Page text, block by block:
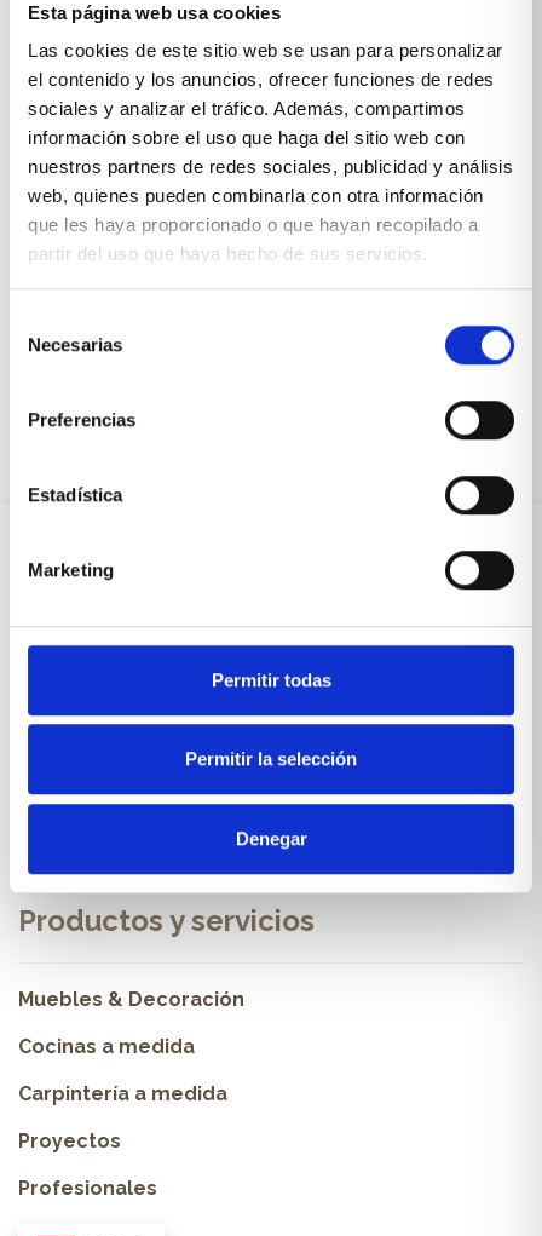
Esta página web usa cookies
Las cookies de este sitio web se usan para personalizar
el contenido y los anuncios, ofrecer funciones de redes
sociales y analizar el tráfico. Además, compartimos
información sobre el uso que haga del sitio web con
nuestros partners de redes sociales, publicidad y análisis
web, quienes pueden combinarla con otra información
que les haya proporcionado o que hayan recopilado a
partir del uso que haya hecho de sus servicios.
Necesarias
Preferencias
Estadística
Marketing
Permitir todas
Permitir la selección
Denegar
Dormitorio juvenil con 2 camas abatibles
VER PRODUCTO
Sobre Xíkara
Blog
SOLICITA UNA CITA
Productos y servicios
Muebles & Decoración
Cocinas a medida
Carpintería a medida
Proyectos
Profesionales